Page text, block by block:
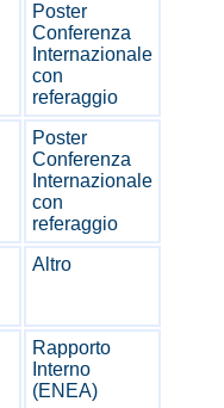
Poster
Conferenza
Internazionale
con
referaggio
Poster
Conferenza
Internazionale
con
referaggio
Altro
Rapporto
Interno
(ENEA)